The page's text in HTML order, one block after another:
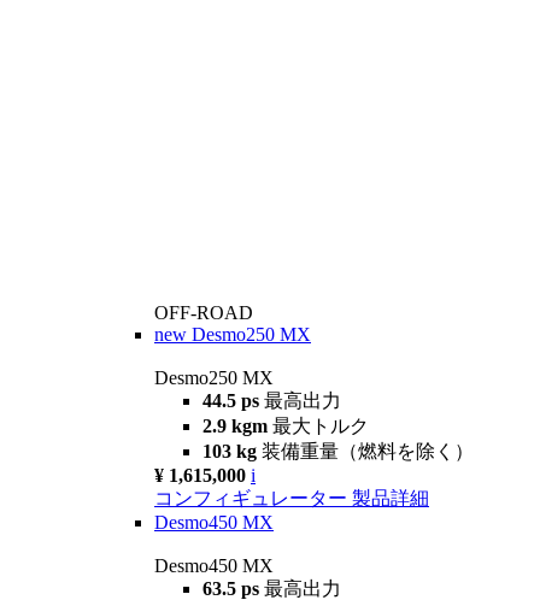
OFF-ROAD
new Desmo250 MX
Desmo250 MX
44.5 ps 最高出力
2.9 kgm 最大トルク
103 kg 装備重量（燃料を除く）
¥ 1,615,000 i
コンフィギュレーター 製品詳細
Desmo450 MX
Desmo450 MX
63.5 ps 最高出力